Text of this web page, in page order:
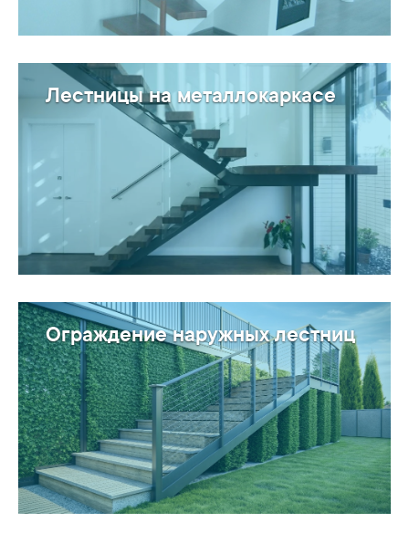
Лестницы на металлокаркасе
Ограждение наружных лестниц